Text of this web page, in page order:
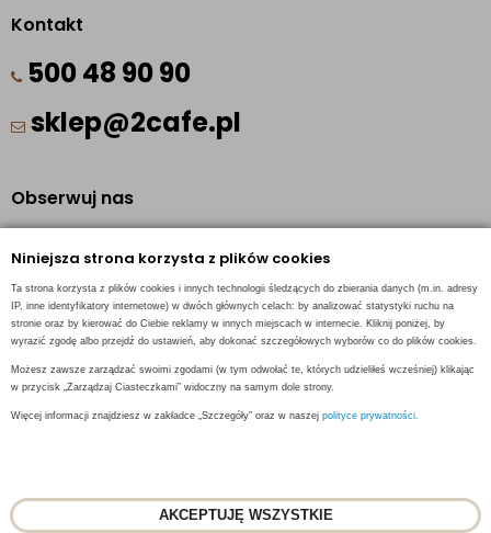
Niniejsza strona korzysta z plików cookies
Ta strona korzysta z plików cookies i innych technologii śledzących do zbierania danych (m.in. adresy
IP, inne identyfikatory internetowe) w dwóch głównych celach: by analizować statystyki ruchu na
stronie oraz by kierować do Ciebie reklamy w innych miejscach w internecie. Kliknij poniżej, by
wyrazić zgodę albo przejdź do ustawień, aby dokonać szczegółowych wyborów co do plików cookies.
Możesz zawsze zarządzać swoimi zgodami (w tym odwołać te, których udzieliłeś wcześniej) klikając
w przycisk „Zarządzaj Ciasteczkami” widoczny na samym dole strony.
Więcej informacji znajdziesz w zakładce „Szczegóły” oraz w naszej polityce prywatności.
AKCEPTUJĘ WSZYSTKIE
Kontakt
500 48 90 90
sklep@2cafe.pl
Obserwuj nas
Instagram
INFORMACJE KONTAKTOWE